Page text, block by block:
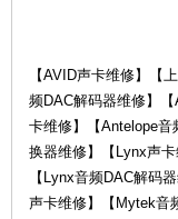
【AVID声卡维修】【
频DAC解码器维修】
卡维修】【Antelope
换器维修】【Lynx声
【Lynx音频DAC解码
声卡维修】【Mytek音